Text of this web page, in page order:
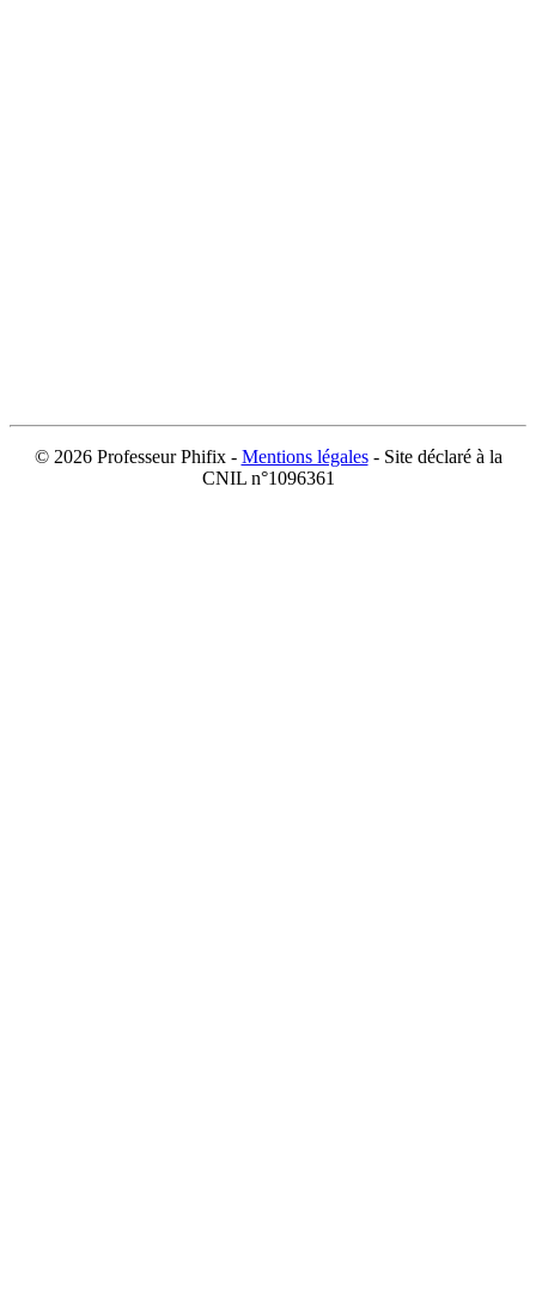
© 2026 Professeur Phifix - Mentions légales- Site déclaré à la
CNIL n°1096361